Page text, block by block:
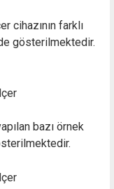
cihazının farklı
gösterilmektedir.
bazı örnek